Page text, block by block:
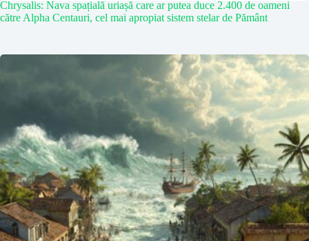
Chrysalis: Nava spațială uriașă care ar putea duce 2.400 de oameni
către Alpha Centauri, cel mai apropiat sistem stelar de Pământ